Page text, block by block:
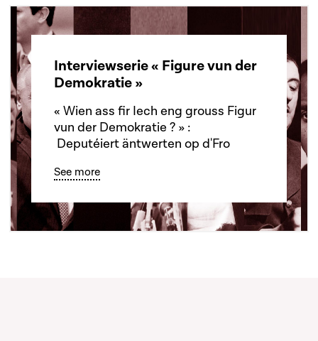
Interviewserie « Figure vun der
Demokratie »
« Wien ass fir Iech eng grouss Figur
vun der Demokratie ? » :
Deputéiert äntwerten op d'Fro
See more